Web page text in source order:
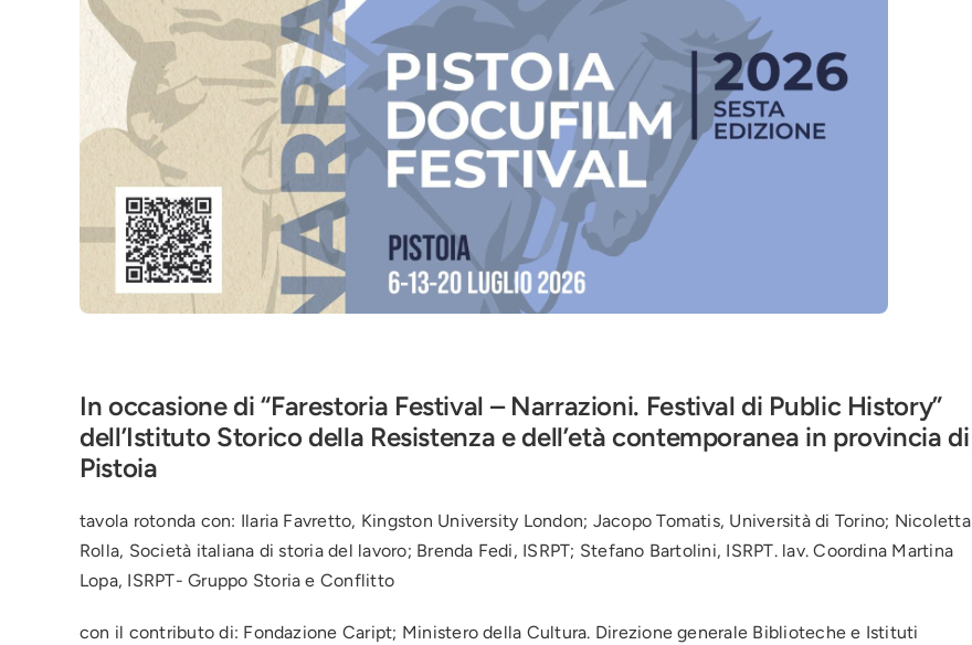
In occasione di “Farestoria Festival – Narrazioni. Festival di Public History”
dell’Istituto Storico della Resistenza e dell’età contemporanea in provincia di
Pistoia
tavola rotonda con: Ilaria Favretto, Kingston University London; Jacopo Tomatis, Università di Torino; Nicoletta
Rolla, Società italiana di storia del lavoro; Brenda Fedi, ISRPT; Stefano Bartolini, ISRPT. lav. Coordina Martina
Lopa, ISRPT- Gruppo Storia e Conflitto
con il contributo di: Fondazione Caript; Ministero della Cultura. Direzione generale Biblioteche e Istituti